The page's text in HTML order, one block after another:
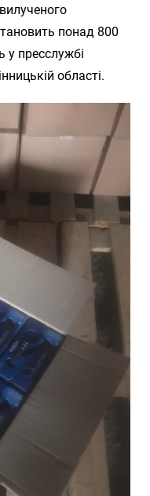
понад 800
у пресслужбі
області.